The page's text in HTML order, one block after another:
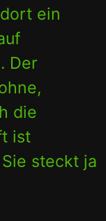
ein
Der
die
ist
steckt ja